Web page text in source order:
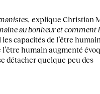
explique Christian
au bonheur et comment
capacités de l’être humain
humain augmenté
détacher quelque peu des